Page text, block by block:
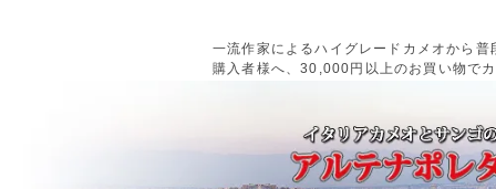
一流作家によるハイグレードカメオから
購入者様へ、30,000円以上のお買い物で